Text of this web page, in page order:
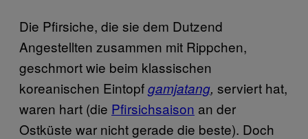
Die Pfirsiche, die sie dem Dutzend
Angestellten zusammen mit Rippchen,
geschmort wie beim klassischen
koreanischen Eintopfgamjatang, serviert hat,
waren hart (die Pfirsichsaison an der
Ostküste war nicht gerade die beste). Doch